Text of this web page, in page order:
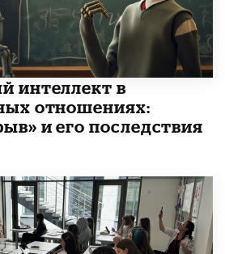
интеллект в
отношениях:
и его последствия